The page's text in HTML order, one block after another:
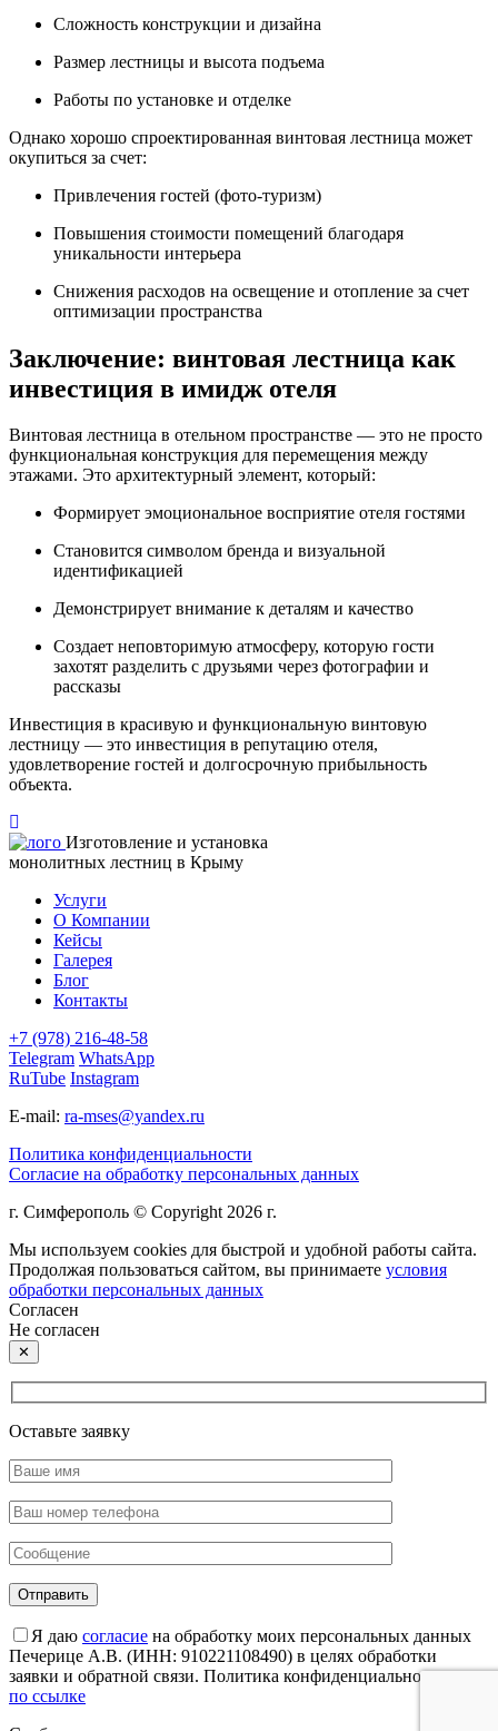
Сложность конструкции и дизайна
Размер лестницы и высота подъема
Работы по установке и отделке
Однако хорошо спроектированная винтовая лестница может
окупиться за счет:
Привлечения гостей (фото-туризм)
Повышения стоимости помещений благодаря
уникальности интерьера
Снижения расходов на освещение и отопление за счет
оптимизации пространства
Заключение: винтовая лестница как
инвестиция в имидж отеля
Винтовая лестница в отельном пространстве — это не просто
функциональная конструкция для перемещения между
этажами. Это архитектурный элемент, который:
Формирует эмоциональное восприятие отеля гостями
Становится символом бренда и визуальной
идентификацией
Демонстрирует внимание к деталям и качество
Создает неповторимую атмосферу, которую гости
захотят разделить с друзьями через фотографии и
рассказы
Инвестиция в красивую и функциональную винтовую
лестницу — это инвестиция в репутацию отеля,
удовлетворение гостей и долгосрочную прибыльность
объекта.
Изготовление и установка
монолитных лестниц в Крыму
Услуги
О Компании
Кейсы
Галерея
Блог
Контакты
+7 (978) 216-48-58
Telegram WhatsApp
RuTube Instagram
E-mail: ra-mses@yandex.ru
Политика конфиденциальности
Согласие на обработку персональных данных
г. Симферополь © Copyright 2026 г.
Мы используем cookies для быстрой и удобной работы сайта.
Продолжая пользоваться сайтом, вы принимаете условия
обработки персональных данных
Согласен
Не согласен
✕
Оставьте заявку
Я даю согласие на обработку моих персональных данных
Печерице А.В. (ИНН: 910221108490) в целях обработки
заявки и обратной связи. Политика конфиденциальности —
по ссылке